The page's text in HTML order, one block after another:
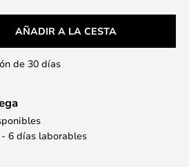
AÑADIR A LA CESTA
de 30 días
6 días laborables